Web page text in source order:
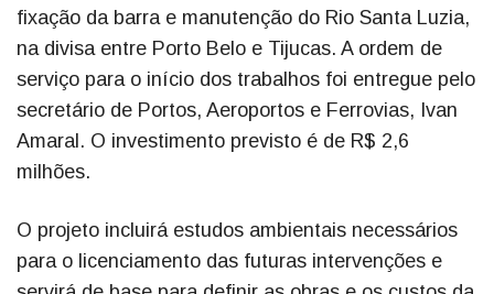
fixação da barra e manutenção do Rio Santa Luzia,
na divisa entre Porto Belo e Tijucas. A ordem de
serviço para o início dos trabalhos foi entregue pelo
secretário de Portos, Aeroportos e Ferrovias, Ivan
Amaral. O investimento previsto é de R$ 2,6
milhões.
O projeto incluirá estudos ambientais necessários
para o licenciamento das futuras intervenções e